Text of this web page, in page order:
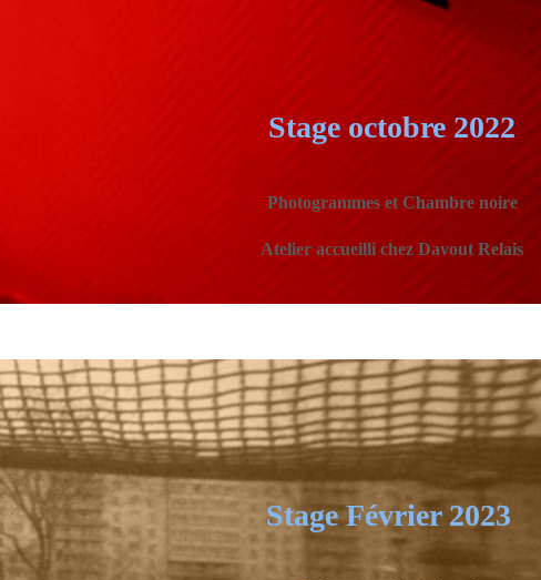
Stage octobre 2022
Photogrammes et Chambre noire
Atelier accueilli chez Davout Relais
Stage Février 2023